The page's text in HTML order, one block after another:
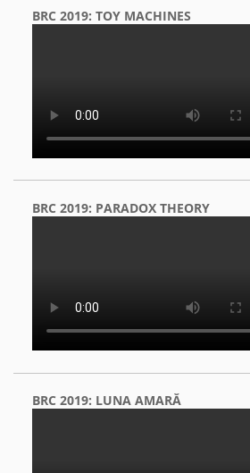
BRC 2019: TOY MACHINES
BRC 2019: PARADOX THEORY
BRC 2019: LUNA AMARĂ